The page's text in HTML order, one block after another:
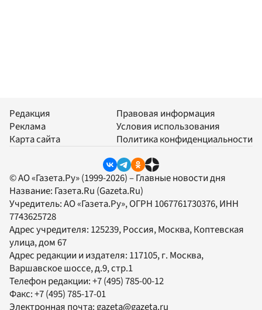
Редакция
Реклама
Карта сайта
Правовая информация
Условия использования
Политика конфиденциальности
© АО «Газета.Ру» (1999-2026) – Главные новости дня
Название: Газета.Ru (Gazeta.Ru)
Учредитель:АО «Газета.Ру», ОГРН 1067761730376, ИНН
7743625728
Адрес учредителя: 125239, Россия, Москва, Коптевская
улица, дом 67
Адрес редакции и издателя: 117105, г. Москва,
Варшавское шоссе, д.9, стр.1
Телефон редакции:+7 (495) 785-00-12
Факс:+7 (495) 785-17-01